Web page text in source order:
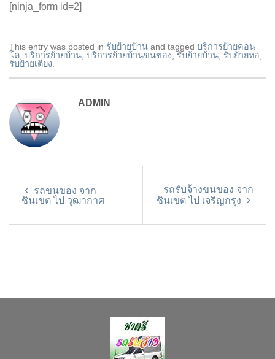
[ninja_form id=2]
This entry was posted in รับย้ายบ้าน and tagged บริการย้ายคอน
โด, บริการย้ายบ้าน, บริการย้ายบ้านขนของ, รับย้ายบ้าน, รับย้ายหอ,
รับย้ายเตียง.
ADMIN
รถขนของ จาก
ชินเขต ไป วุฒากาศ
รถรับจ้างขนของ จาก
ชินเขต ไป เจริญกรุง